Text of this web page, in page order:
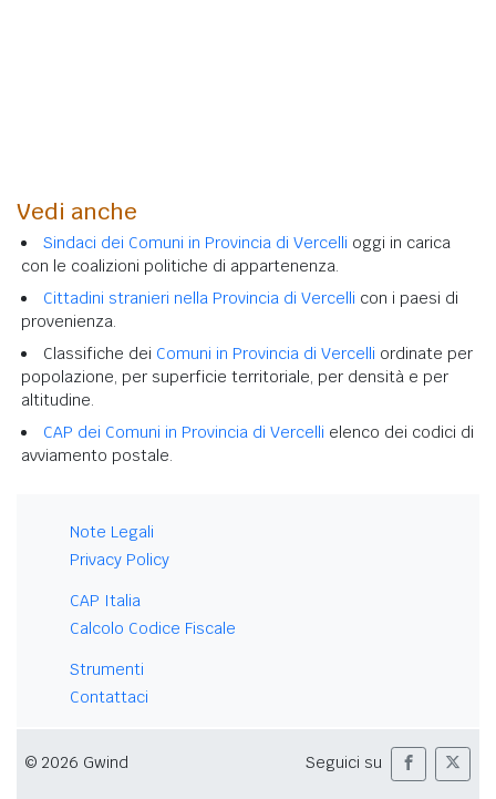
Vedi anche
Sindaci dei Comuni in Provincia di Vercelli oggi in carica
con le coalizioni politiche di appartenenza.
Cittadini stranieri nella Provincia di Vercelli con i paesi di
provenienza.
Classifiche dei Comuni in Provincia di Vercelli ordinate per
popolazione, per superficie territoriale, per densità e per
altitudine.
CAP dei Comuni in Provincia di Vercelli elenco dei codici di
avviamento postale.
Note Legali
Privacy Policy
CAP Italia
Calcolo Codice Fiscale
Strumenti
Contattaci
© 2026 Gwind Seguici su